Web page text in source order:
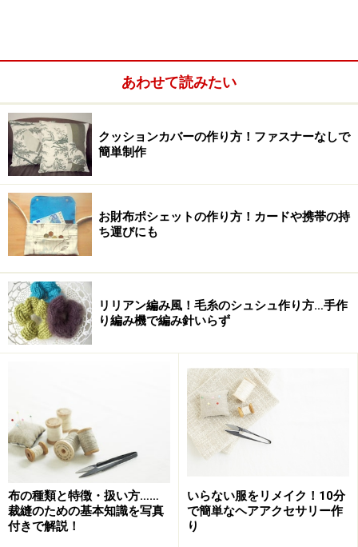
ブロードやギンガム、シーチングなどがあります。お裁
縫初心者の方には、これら普通の厚さの布が扱いやすい
と思います。また手縫いの場合は、あまり目が詰まりす
ぎていない、針通りの良い布を選んでください。ミシン
針は9番か11番、ミシン糸は60番がおすすめです。
厚手の布をミシンで縫う場合は、急がずに、ゆっくりと針を
■厚い布
あわせて読みたい
クッションカバーの作り方！ファスナーなしで
簡単制作
お財布ポシェットの作り方！カードや携帯の持
ち運びにも
リリアン編み風！毛糸のシュシュ作り方…手作
り編み機で編み針いらず
布の種類と特徴・扱い方……
裁縫のための基本知識を写真
付きで解説！
いらない服をリメイク！10分
で簡単なヘアアクセサリー作
り